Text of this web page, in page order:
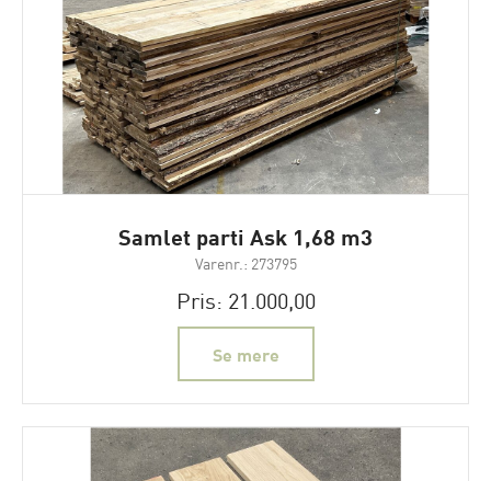
Samlet parti Ask 1,68 m3
Varenr.: 273795
Pris: 21.000,00
Se mere